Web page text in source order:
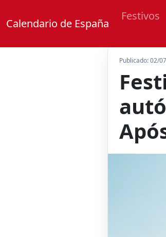
Calendario de España
Festivos
Publicado: 02/